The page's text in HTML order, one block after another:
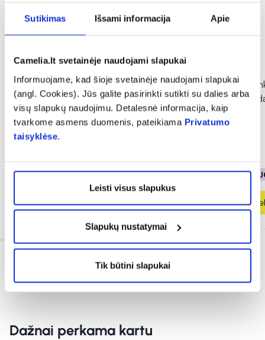
Sutikimas Išsami informacija Apie
Camelia.lt svetainėje naudojami slapukai
Informuojame, kad šioje svetainėje naudojami slapukai
(angl. Cookies). Jūs galite pasirinkti sutikti su dalies arba
visų slapukų naudojimu. Detalesnė informacija, kaip
tvarkome asmens duomenis, pateikiama Privatumo
taisyklėse.
Leisti visus slapukus
Slapukų nustatymai
Tik būtini slapukai
-50%
DELIA rankų kremas su arganų
aliejumi ARGAN CARE, 50 ml
Įvertinimas 4.8 iš 5
(10)
% PAPILDOMA NUOLAIDA
Į krepšelį
PHARMA LINE
sausai, atopinei
dydis, 40 ml
% PAPILDOMA
Į
Dažnai perkama kartu